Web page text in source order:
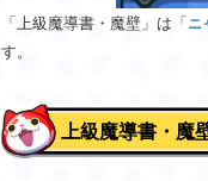
「上級魔導書・魔壁」は「ニ
す。
上級魔導書・魔